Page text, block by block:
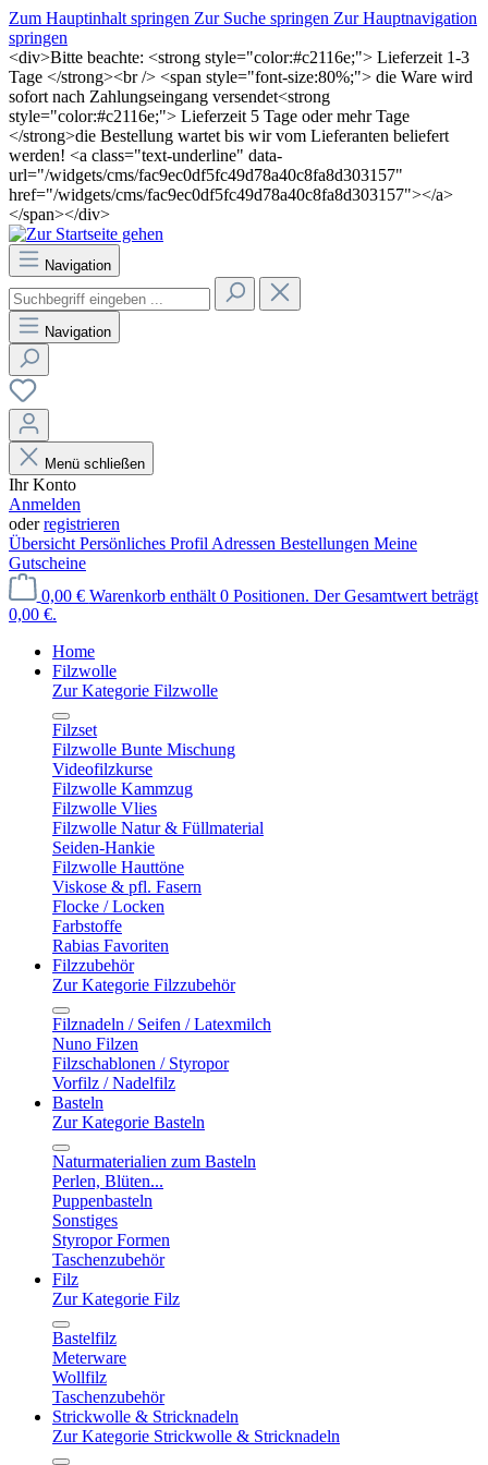
Zum Hauptinhalt springen Zur Suche springen Zur Hauptnavigation
springen
<div>Bitte beachte: <strong style="color:#c2116e;"> Lieferzeit 1-3
Tage </strong><br /> <span style="font-size:80%;"> die Ware wird
sofort nach Zahlungseingang versendet<strong
style="color:#c2116e;"> Lieferzeit 5 Tage oder mehr Tage
</strong>die Bestellung wartet bis wir vom Lieferanten beliefert
werden! <a class="text-underline" data-
url="/widgets/cms/fac9ec0df5fc49d78a40c8fa8d303157"
href="/widgets/cms/fac9ec0df5fc49d78a40c8fa8d303157"></a>
</span></div>
Navigation
Navigation
Menü schließen
Ihr Konto
Anmelden
oderregistrieren
Übersicht Persönliches Profil Adressen Bestellungen Meine
Gutscheine
0,00 € Warenkorb enthält 0 Positionen. Der Gesamtwert beträgt
0,00 €.
Home
Filzwolle
Zur Kategorie Filzwolle
Filzset
Filzwolle Bunte Mischung
Videofilzkurse
Filzwolle Kammzug
Filzwolle Vlies
Filzwolle Natur & Füllmaterial
Seiden-Hankie
Filzwolle Hauttöne
Viskose & pfl. Fasern
Flocke / Locken
Farbstoffe
Rabias Favoriten
Filzzubehör
Zur Kategorie Filzzubehör
Filznadeln / Seifen / Latexmilch
Nuno Filzen
Filzschablonen / Styropor
Vorfilz / Nadelfilz
Basteln
Zur Kategorie Basteln
Naturmaterialien zum Basteln
Perlen, Blüten...
Puppenbasteln
Sonstiges
Styropor Formen
Taschenzubehör
Filz
Zur Kategorie Filz
Bastelfilz
Meterware
Wollfilz
Taschenzubehör
Strickwolle & Stricknadeln
Zur Kategorie Strickwolle & Stricknadeln